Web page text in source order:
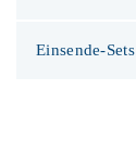
Einsende-Sets